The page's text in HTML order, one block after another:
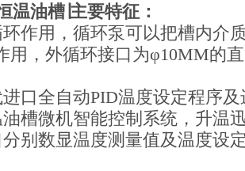
温油槽 ∣主要特征：
作用，循环泵可以把槽内介
用，外循环接口为φ10MM的
口全自动PID温度设定程序
槽微机智能控制系统，升温
别数显温度测量值及温度设